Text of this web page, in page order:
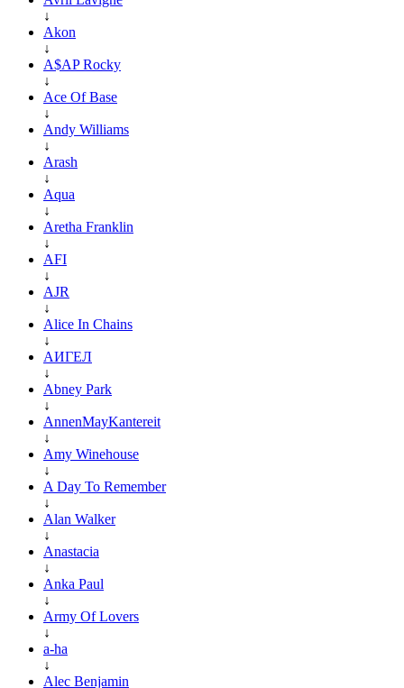
↓
Akon
↓
A$AP Rocky
↓
Ace Of Base
↓
Andy Williams
↓
Arash
↓
Aqua
↓
Aretha Franklin
↓
AFI
↓
AJR
↓
Alice In Chains
↓
АИГЕЛ
↓
Abney Park
↓
AnnenMayKantereit
↓
Amy Winehouse
↓
A Day To Remember
↓
Alan Walker
↓
Anastacia
↓
Anka Paul
↓
Army Of Lovers
↓
a-ha
↓
Alec Benjamin